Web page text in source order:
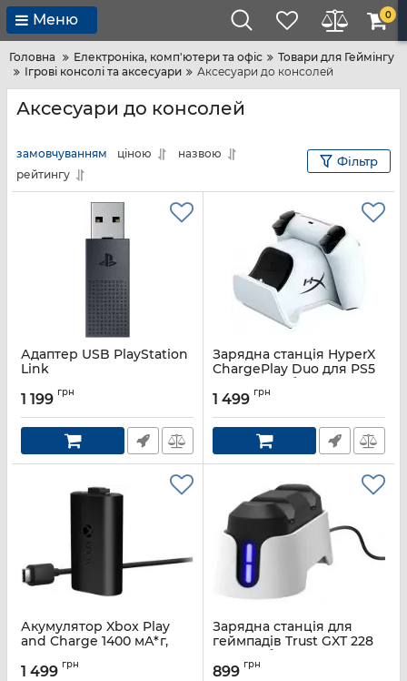
Меню 0
Головна Електроніка, комп'ютери та офіс
Товари для Геймінгу
Ігрові консолі та аксесуари
Аксесуари до консолей
Аксесуари до консолей
замовчуванням ціною
назвою
рейтингу
Фільтр
Адаптер USB PlayStation
Link
1 199 грн
Зарядна станція HyperX
ChargePlay Duo для PS5
DualSense, білий
Артикул:
1 499 грн
Акумулятор Xbox Play
and Charge 1400 мА*г,
Артикул:
1 499 грн
Зарядна станція для
геймпадів Trust GXT 228
for PS5, білий
Артикул:
899 грн